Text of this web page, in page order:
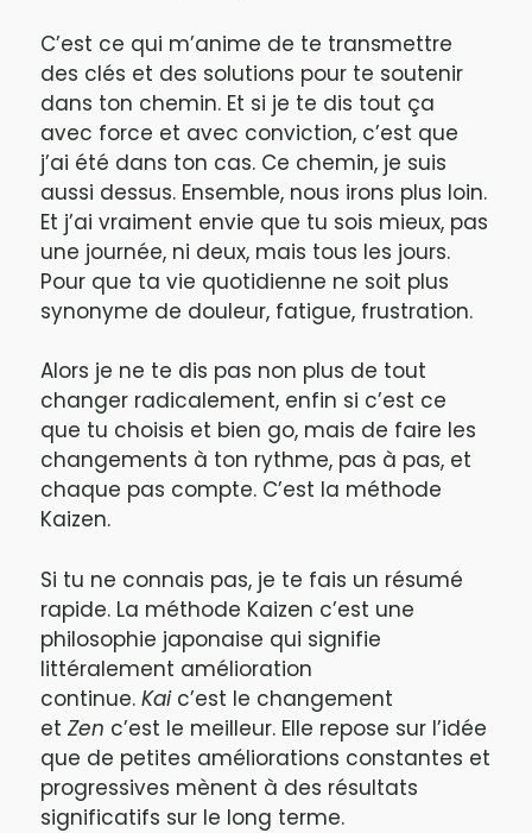
C’est ce qui m’anime de te transmettre
des clés et des solutions pour te soutenir
dans ton chemin. Et si je te dis tout ça
avec force et avec conviction, c’est que
j’ai été dans ton cas. Ce chemin, je suis
aussi dessus. Ensemble, nous irons plus loin.
Et j’ai vraiment envie que tu sois mieux, pas
une journée, ni deux, mais tous les jours.
Pour que ta vie quotidienne ne soit plus
synonyme de douleur, fatigue, frustration.
Alors je ne te dis pas non plus de tout
changer radicalement, enfin si c’est ce
que tu choisis et bien go, mais de faire les
changements à ton rythme, pas à pas, et
chaque pas compte. C’est la méthode
Kaizen.
Si tu ne connais pas, je te fais un résumé
rapide. La méthode Kaizen c’est une
philosophie japonaise qui signifie
littéralement amélioration
continue. Kai c’est le changement
et Zen c’est le meilleur. Elle repose sur l’idée
que de petites améliorations constantes et
progressives mènent à des résultats
significatifs sur le long terme.